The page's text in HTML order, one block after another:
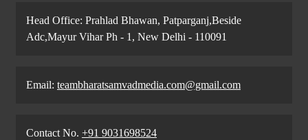
Head Office: Prahlad Bhawan, Patparganj,Beside
Adc,Mayur Vihar Ph - 1, New Delhi - 110091
Email: teambharatsamvadmedia.com@gmail.com
Contact No. ‪ +91 9031698524